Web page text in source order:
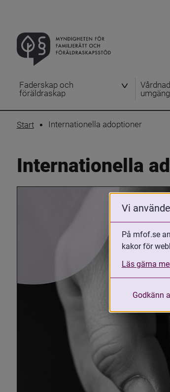
Faderskap och
föräldraskap
Start Internationella adoptioner
Internationella
Vi
På mfof.se
kakor för
Läs gärna
Godkänn